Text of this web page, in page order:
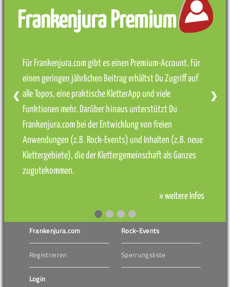
Frankenjura Premium
Für Frankenjura.com gibt es einen Premium-Account. Für
einen geringen jährlichen Beitrag erhältst Du Zugriff auf
alle Topos, eine praktische KletterApp und viele
Funktionen mehr. Darüber hinaus unterstützt Du
Frankenjura.com bei der Entwicklung von freien
Anwendungen (z.B. Rock-Events) und Inhalten (z.B. neue
Klettergebiete), die der Klettergemeinschaft als Ganzes
zugutekommen.
» weitere Infos
❮ ❯
Frankenjura.com
Registrieren
Login
Rock-Events
Sperrungsliste